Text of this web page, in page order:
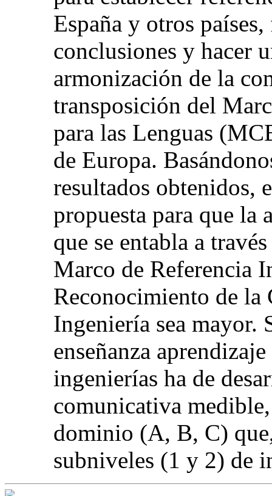
España y otros
conclusiones y hacer
armonización de la
transposición del
para las Lenguas
de Europa.
resultados obtenidos,
propuesta para que la
que se entabla a
Marco de Referencia
Reconocimiento de
Ingeniería sea mayor.
enseñanza
ingenierías ha de
comunicativa
dominio (A, B, C)
subniveles (1 y 2) de